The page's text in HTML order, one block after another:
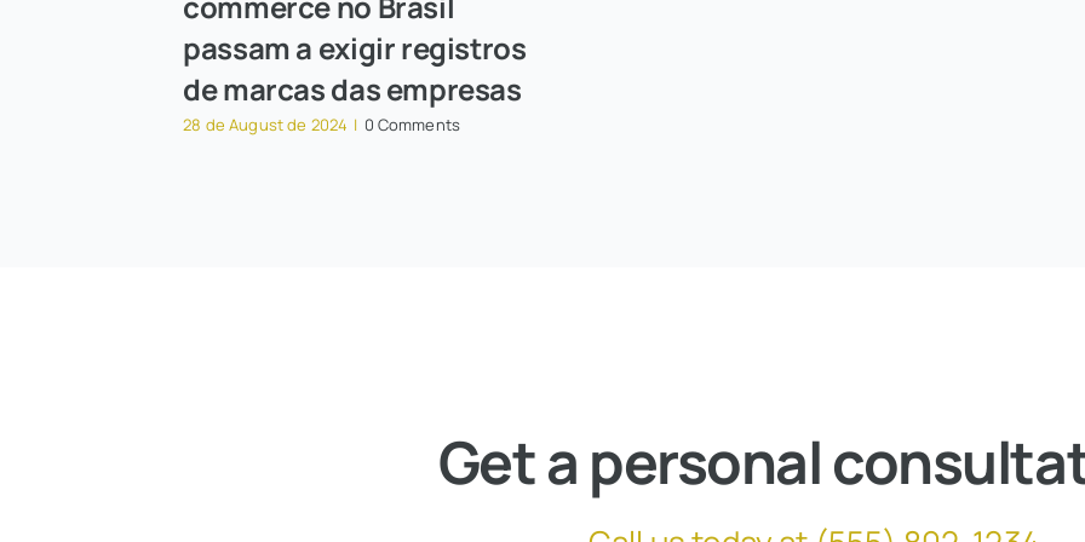
passam a exigir registros
de marcas das empresas
28 de August de 2024 | 0 Comments
Get a personal